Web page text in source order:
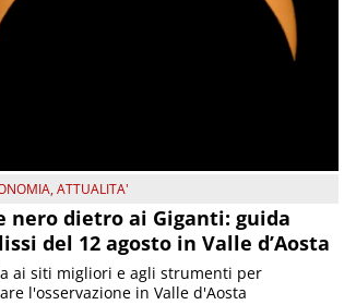
,ATTUALITA'
nero dietro ai Giganti: guida
del 12 agosto in Valle d’Aosta
ai siti migliori e agli strumenti per
l'osservazione in Valle d'Aosta